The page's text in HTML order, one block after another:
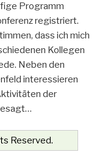
Programm
registriert.
dass ich mich
Kollegen
Neben den
interessieren
der
Reserved.